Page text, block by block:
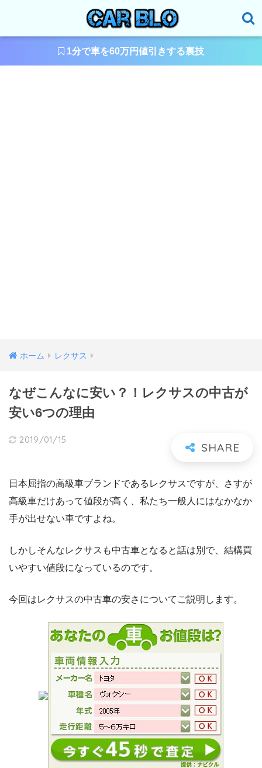
1分で車を60万円値引きする裏技
ホーム レクサス
なぜこんなに安い？！レクサスの中古が
安い6つの理由
2019/01/15
日本屈指の高級車ブランドであるレクサスですが、さすが
高級車だけあって値段が高く、私たち一般人にはなかなか
手が出せない車ですよね。
しかしそんなレクサスも中古車となると話は別で、結構買
いやすい値段になっているのです。
今回はレクサスの中古車の安さについてご説明します。